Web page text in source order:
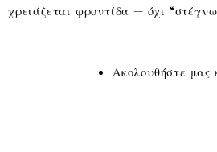
χρειάζεται φροντίδα — όχι
Ακολουθήστε μας